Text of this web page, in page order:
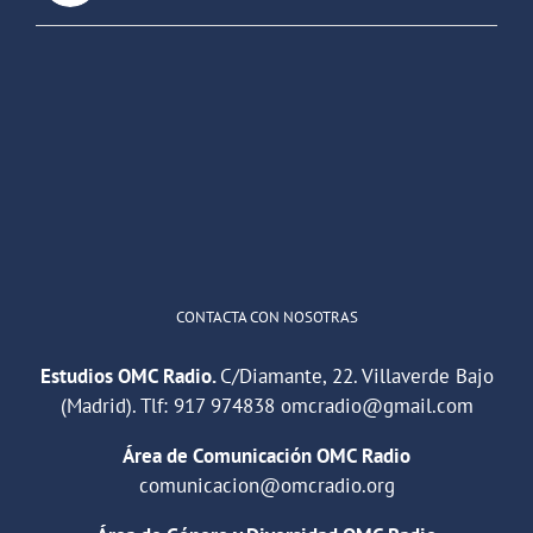
CONTACTA CON NOSOTRAS
Estudios OMC Radio.C/Diamante, 22. Villaverde Bajo
(Madrid). Tlf: 917 974838 omcradio@gmail.com
Área de Comunicación OMC Radio
comunicacion@omcradio.org